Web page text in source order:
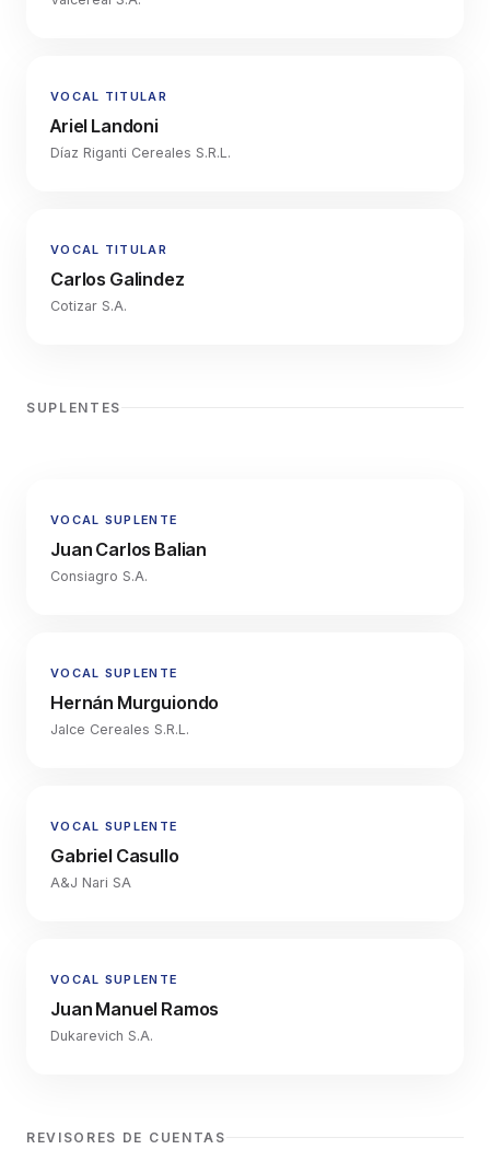
VOCAL TITULAR
Ariel Landoni
Díaz Riganti Cereales S.R.L.
VOCAL TITULAR
Carlos Galindez
Cotizar S.A.
SUPLENTES
VOCAL SUPLENTE
Juan Carlos Balian
Consiagro S.A.
VOCAL SUPLENTE
Hernán Murguiondo
Jalce Cereales S.R.L.
VOCAL SUPLENTE
Gabriel Casullo
A&J Nari SA
VOCAL SUPLENTE
Juan Manuel Ramos
Dukarevich S.A.
REVISORES DE CUENTAS